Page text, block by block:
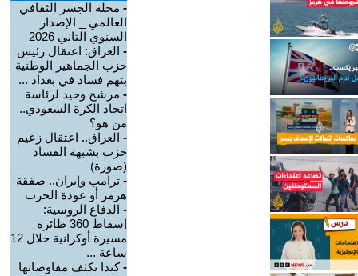
- مجلة الجسر الثقافي
العالمي _ الإصدار
السنوي الثاني 2026
- العراق: اعتقال رئيس
حزب الجماهير الوطنية
بتهم فساد في بغداد ...
- مرشح وحيد لرئاسة
اتحاد الكرة السعودي..
من هو؟
- العراق.. اعتقال زعيم
حزب بشبهة الفساد
(صورة)
- ترامب وإيران.. صفقة
هرمز أو عودة الحرب
- الدفاع الروسية:
إسقاط 360 طائرة
مسيرة أوكرانية خلال 12
ساعة ...
-كندا تكثف مفاوضاتها